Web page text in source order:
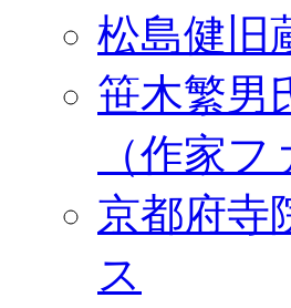
松島健旧
笹木繁男
（作家フ
京都府寺
ス